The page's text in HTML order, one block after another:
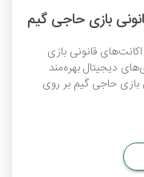
از تخفیف 10 درصدی اکانت‌های قانونی بازی
دیجیتال بهره‌مند
بازی حاجی گیم بر روی